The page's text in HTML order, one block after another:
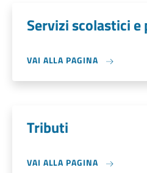
Servizi scolastici
VAI ALLA PAGINA
Tributi
VAI ALLA PAGINA